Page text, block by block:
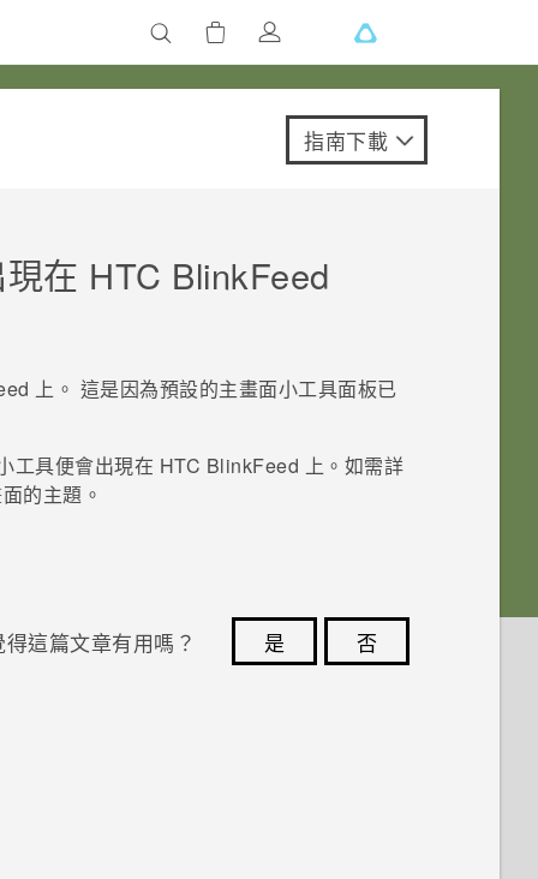
指南下載
在 HTC BlinkFeed
上。 這是因為預設的主畫面小工具面板已
工具便會出現在 HTC BlinkFeed 上。如需詳
的主題。
得這篇文章有用嗎？ 是
否